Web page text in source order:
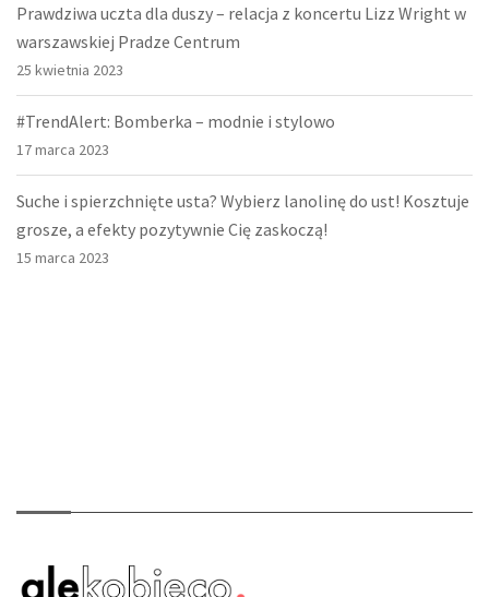
Prawdziwa uczta dla duszy – relacja z koncertu Lizz Wright w
warszawskiej Pradze Centrum
25 kwietnia 2023
#TrendAlert: Bomberka – modnie i stylowo
17 marca 2023
Suche i spierzchnięte usta? Wybierz lanolinę do ust! Kosztuje
grosze, a efekty pozytywnie Cię zaskoczą!
15 marca 2023